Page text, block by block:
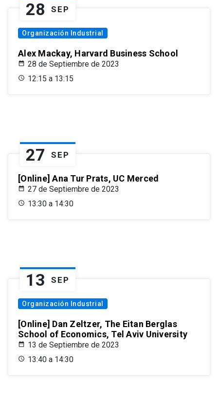
28 SEP
Organización Industrial
Alex Mackay, Harvard Business School
28 de Septiembre de 2023
12:15 a 13:15
27 SEP
[Online] Ana Tur Prats, UC Merced
27 de Septiembre de 2023
13:30 a 14:30
13 SEP
Organización Industrial
[Online] Dan Zeltzer, The Eitan Berglas
School of Economics, Tel Aviv University
13 de Septiembre de 2023
13:40 a 14:30